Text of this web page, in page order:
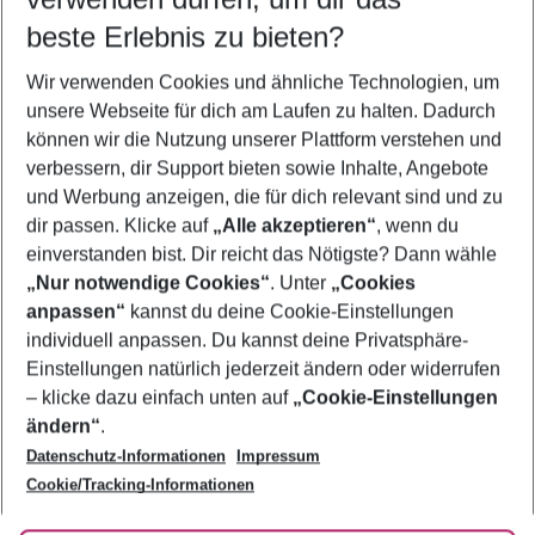
5-8 Nächte
2 Erwachsene Keine Kinder
Mehr Filter anzeigen
Footer
Footer navigation
Über uns
AGB
Bestpreisgarantie
Cookie-Einstellungen ändern
Cookie-Richtlinie
Agenturbetreuung
Barrierefreies Reisen
Folge uns
beste Erlebnis zu bieten?
Wir verwenden Cookies und ähnliche Technologien, um
unsere Webseite für dich am Laufen zu halten. Dadurch
können wir die Nutzung unserer Plattform verstehen und
verbessern, dir Support bieten sowie Inhalte, Angebote
und Werbung anzeigen, die für dich relevant sind und zu
dir passen. Klicke auf „Alle akzeptieren“, wenn du
einverstanden bist. Dir reicht das Nötigste? Dann wähle
„Nur notwendige Cookies“. Unter „Cookies
anpassen“ kannst du deine Cookie-Einstellungen
individuell anpassen. Du kannst deine Privatsphäre-
Einstellungen natürlich jederzeit ändern oder widerrufen
– klicke dazu einfach unten auf „Cookie-Einstellungen
ändern“.
Datenschutz-Informationen
Impressum
Cookie/Tracking-Informationen